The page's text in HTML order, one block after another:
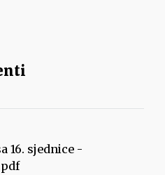
16. sjednice -